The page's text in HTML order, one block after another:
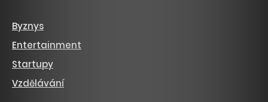
Byznys
Entertainment
Startupy
Vzdělávání